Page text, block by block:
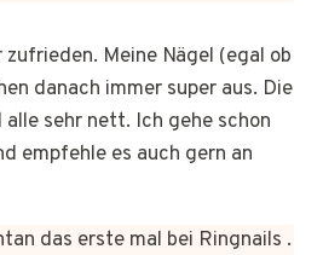
zufrieden. Meine Nägel (egal ob
danach immer super aus. Die
sehr nett. Ich gehe schon
empfehle es auch gern an
das erste mal bei Ringnails .